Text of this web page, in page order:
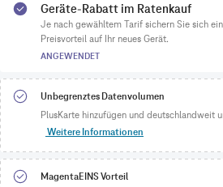
Geräte-Rabatt im Ratenkauf
Je nach gewähltem Tarif sichern Sie sich
Preisvorteil auf Ihr neues Gerät.
ANGEWENDET
Unbegrenztes Datenvolumen
PlusKarte hinzufügen und deutschlandweit
Weitere Informationen
MagentaEINS Vorteil